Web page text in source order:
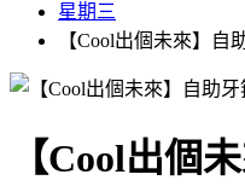
星期三
【Cool出個未來】自
【Cool出個